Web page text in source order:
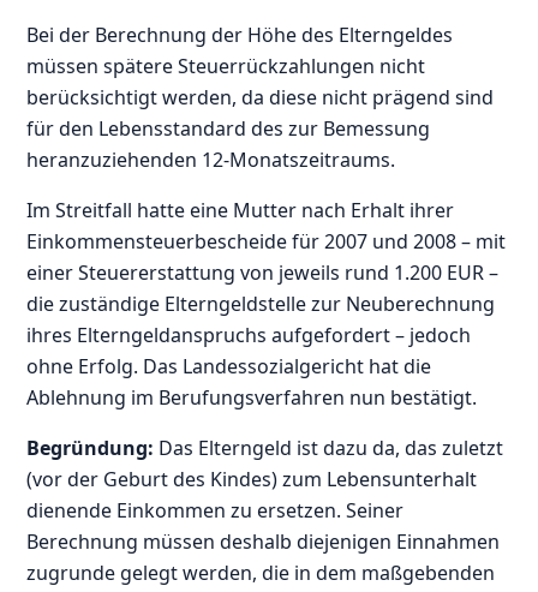
Bei der Berechnung der Höhe des Elterngeldes
müssen spätere Steuerrückzahlungen nicht
berücksichtigt werden, da diese nicht prägend sind
für den Lebensstandard des zur Bemessung
heranzuziehenden 12-Monatszeitraums.
Im Streitfall hatte eine Mutter nach Erhalt ihrer
Einkommensteuerbescheide für 2007 und 2008 – mit
einer Steuererstattung von jeweils rund 1.200 EUR –
die zuständige Elterngeldstelle zur Neuberechnung
ihres Elterngeldanspruchs aufgefordert – jedoch
ohne Erfolg. Das Landessozialgericht hat die
Ablehnung im Berufungsverfahren nun bestätigt.
Begründung: Das Elterngeld ist dazu da, das zuletzt
(vor der Geburt des Kindes) zum Lebensunterhalt
dienende Einkommen zu ersetzen. Seiner
Berechnung müssen deshalb diejenigen Einnahmen
zugrunde gelegt werden, die in dem maßgebenden